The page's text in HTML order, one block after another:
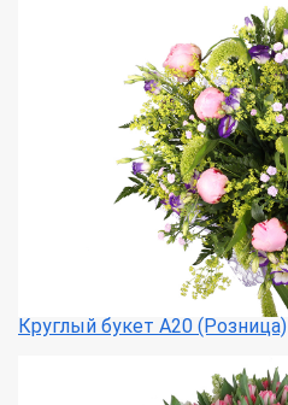
Круглый букет А20 (Розница)